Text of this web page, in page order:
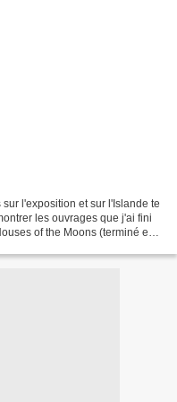
l'exposition et sur l'Islande te
les ouvrages que j'ai fini
of the Moons (terminé en